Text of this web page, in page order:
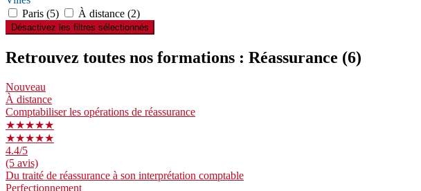
Paris (5)
À distance (2)
Désactivez les filtres sélectionnés
Retrouvez toutes nos formations : Réassurance (6)
Nouveau
À distance
Comptabiliser les opérations de réassurance
★★★★★
★★★★★
4.4/5
(5 avis)
Du traité de réassurance à son interprétation comptable
Perfectionnement